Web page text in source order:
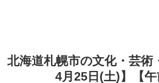
北海道札幌市の文化・芸術
4月25日(土)】【午